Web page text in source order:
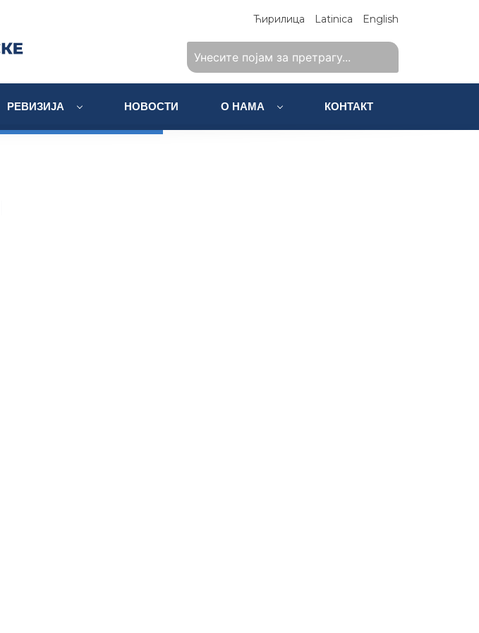
Ћирилица Latinica English
РЕВИЗИЈА НОВОСТИ О НАМА КОНТАКТ